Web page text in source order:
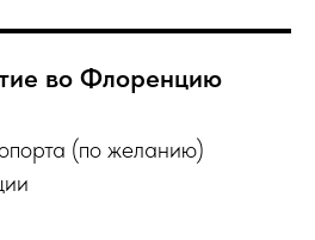
во Флоренцию
(по желанию)